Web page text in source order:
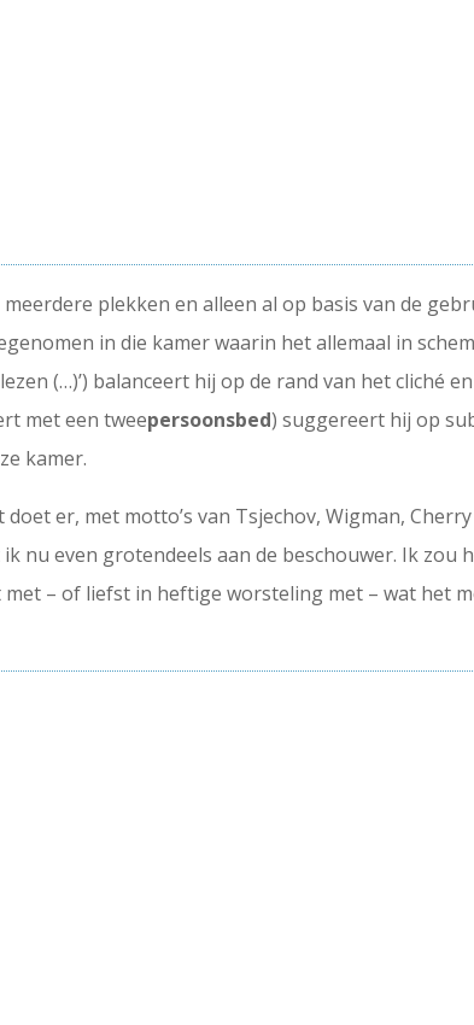
plekken en alleen al op basis van de
in die kamer waarin het allemaal in
(…)’) balanceert hij op de rand van het cliché
met een tweepersoonsbed) suggereert hij op
kamer.
er, met motto’s van Tsjechov, Wigman,
nu even grotendeels aan de beschouwer. Ik zou
– of liefst in heftige worsteling met – wat het